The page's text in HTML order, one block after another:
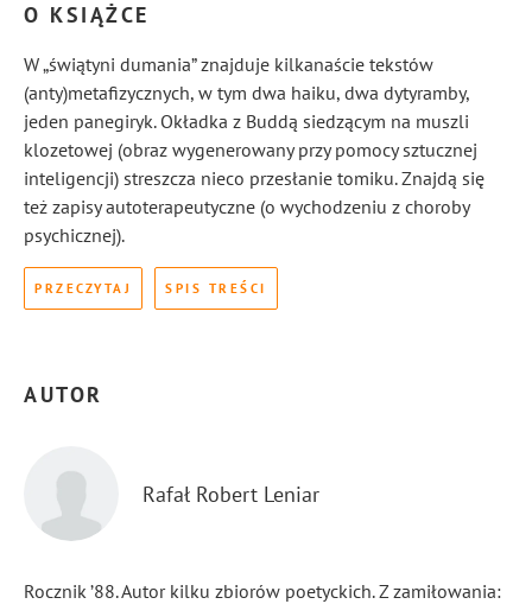
O KSIĄŻCE
W „świątyni dumania” znajduje kilkanaście tekstów
(anty)metafizycznych, w tym dwa haiku, dwa dytyramby,
jeden panegiryk. Okładka z Buddą siedzącym na muszli
klozetowej (obraz wygenerowany przy pomocy sztucznej
inteligencji) streszcza nieco przesłanie tomiku. Znajdą się
też zapisy autoterapeutyczne (o wychodzeniu z choroby
psychicznej).
PRZECZYTAJ SPIS TREŚCI
AUTOR
Rafał Robert Leniar
Rocznik ’88. Autor kilku zbiorów poetyckich. Z zamiłowania: